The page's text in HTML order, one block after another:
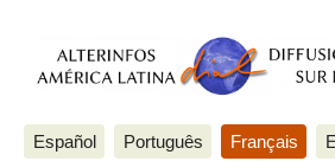
Español Português Français